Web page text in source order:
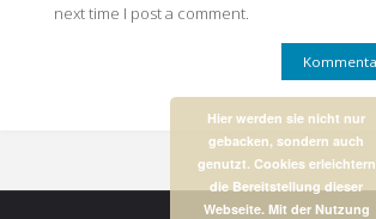
next time I post a comment.
Hier werden sie nicht nur
gebacken, sondern auch
genutzt. Cookies erleichtern
die Bereitstellung dieser
Webseite. Mit der Nutzung